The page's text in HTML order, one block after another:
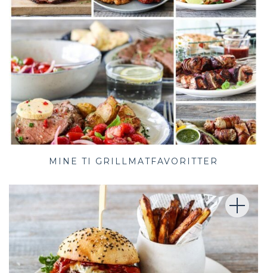
MINE TI GRILLMATFAVORITTER